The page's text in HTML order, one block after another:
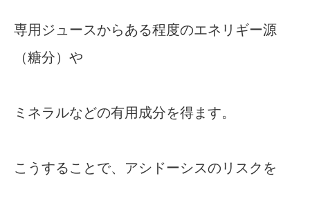
専用ジュースからある程度のエネリギー源
（糖分）や
ミネラルなどの有用成分を得ます。
こうすることで、アシドーシスのリスクを